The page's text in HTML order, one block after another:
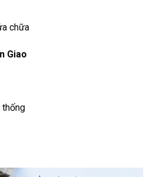
chữa
Giao
thống